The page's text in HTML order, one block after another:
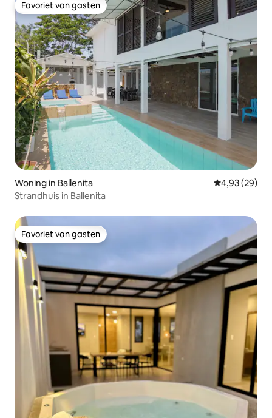
Favoriet van gasten
Favoriet van gasten
Woning in Ballenita Gemiddelde
4,93 (29)
Strandhuis in Ballenita
Favoriet van gasten
Favoriet van gasten